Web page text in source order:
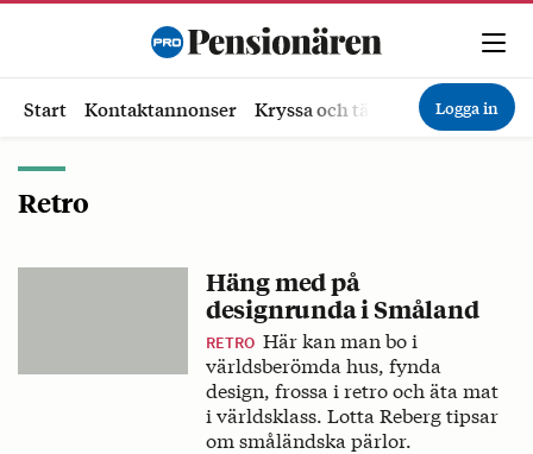
Start Kontaktannonser Kryssa och tävla Ekonomi
Logga in
Retro
Häng med på
designrunda i Småland
RETRO Här kan man bo i
världsberömda hus, fynda
design, frossa i retro och äta mat
i världsklass. Lotta Reberg tipsar
om småländska pärlor.